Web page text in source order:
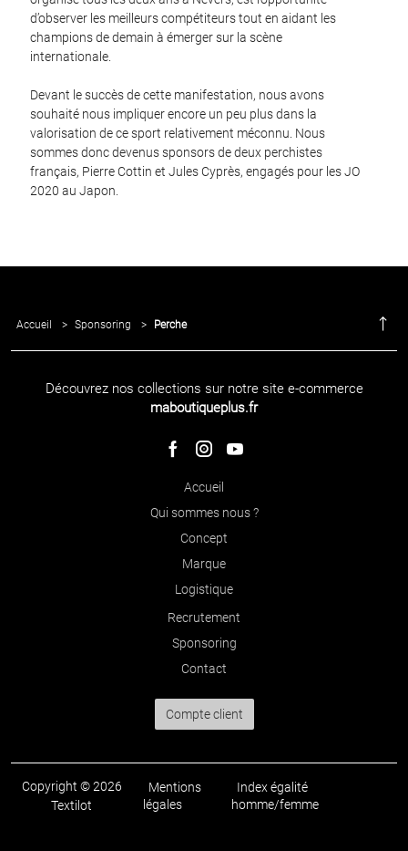
d’observer les meilleurs compétiteurs tout en aidant les
champions de demain à émerger sur la scène
internationale.
Devant le succès de cette manifestation, nous avons
souhaité nous impliquer encore un peu plus dans la
valorisation de ce sport relativement méconnu. Nous
sommes donc devenus sponsors de deux perchistes
français, Pierre Cottin et Jules Cyprès, engagés pour les JO
2020 au Japon.
Accueil > Sponsoring > Perche
Découvrez nos collections sur notre site e-commerce
maboutiqueplus.fr
Accueil
Qui sommes nous ?
Concept
Marque
Logistique
Recrutement
Sponsoring
Contact
Compte client
Copyright © 2026
Textilot
Mentions
légales
Index égalité
homme/femme